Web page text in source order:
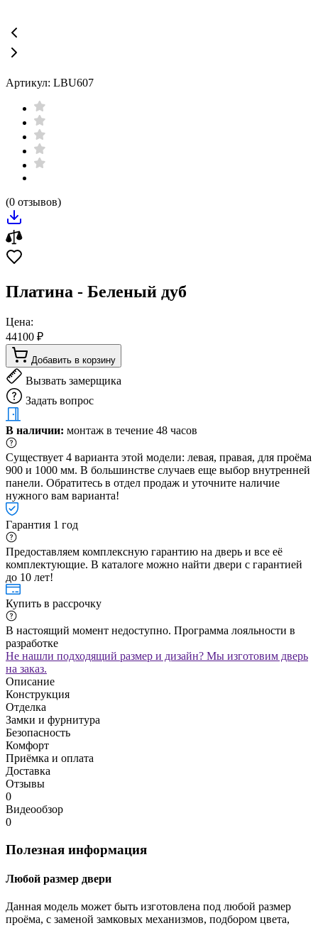
Артикул: LBU607
(0 отзывов)
Платина - Беленый дуб
Цена:
44100 ₽
Добавить в корзину
Вызвать замерщика
Задать вопрос
В наличии: монтаж в течение 48 часов
Существует 4 варианта этой модели: левая, правая, для проёма
900 и 1000 мм. В большинстве случаев еще выбор внутренней
панели. Обратитесь в отдел продаж и уточните наличие
нужного вам варианта!
Гарантия 1 год
Предоставляем комплексную гарантию на дверь и все её
комплектующие. В каталоге можно найти двери с гарантией
до 10 лет!
Купить в рассрочку
В настоящий момент недоступно. Программа лояльности в
разработке
Не нашли подходящий размер и дизайн? Мы изготовим дверь
на заказ.
Описание
Конструкция
Отделка
Замки и фурнитура
Безопасность
Комфорт
Приёмка и оплата
Доставка
Отзывы
0
Видеообзор
0
Полезная информация
Любой размер двери
Данная модель может быть изготовлена под любой размер
проёма, с заменой замковых механизмов, подбором цвета,